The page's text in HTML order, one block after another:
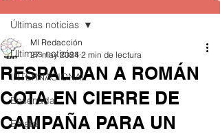
Últimas noticias
INTERNACIONAL
Ensenada
Estatal
Últimas noticias
RESPALDAN A ROMÁN
COTA EN CIERRE DE
CAMPAÑA PARA UN
MI Redacción
27 may 2024 2 min de lectura